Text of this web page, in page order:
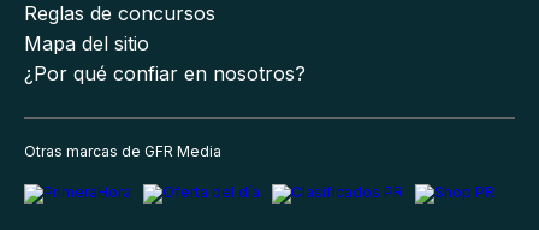
Reglas de concursos
Mapa del sitio
¿Por qué confiar en nosotros?
Otras marcas de GFR Media